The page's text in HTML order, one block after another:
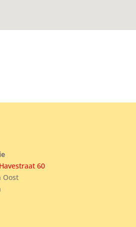
60
Oost